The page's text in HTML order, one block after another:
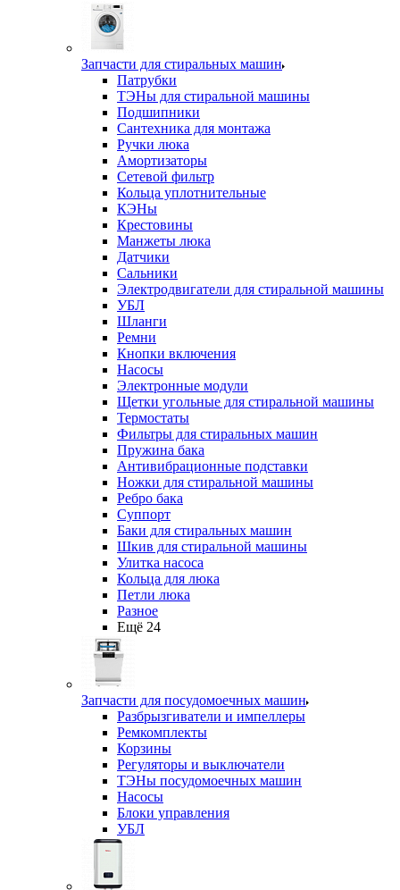
Запчасти для стиральных машин
Патрубки
ТЭНы для стиральной машины
Подшипники
Сантехника для монтажа
Ручки люка
Амортизаторы
Сетевой фильтр
Кольца уплотнительные
КЭНы
Крестовины
Манжеты люка
Датчики
Сальники
Электродвигатели для стиральной машины
УБЛ
Шланги
Ремни
Кнопки включения
Насосы
Электронные модули
Щетки угольные для стиральной машины
Термостаты
Фильтры для стиральных машин
Пружина бака
Антивибрационные подставки
Ножки для стиральной машины
Ребро бака
Суппорт
Баки для стиральных машин
Шкив для стиральной машины
Улитка насоса
Кольца для люка
Петли люка
Разное
Ещё 24
Запчасти для посудомоечных машин
Разбрызгиватели и импеллеры
Ремкомплекты
Корзины
Регуляторы и выключатели
ТЭНы посудомоечных машин
Насосы
Блоки управления
УБЛ